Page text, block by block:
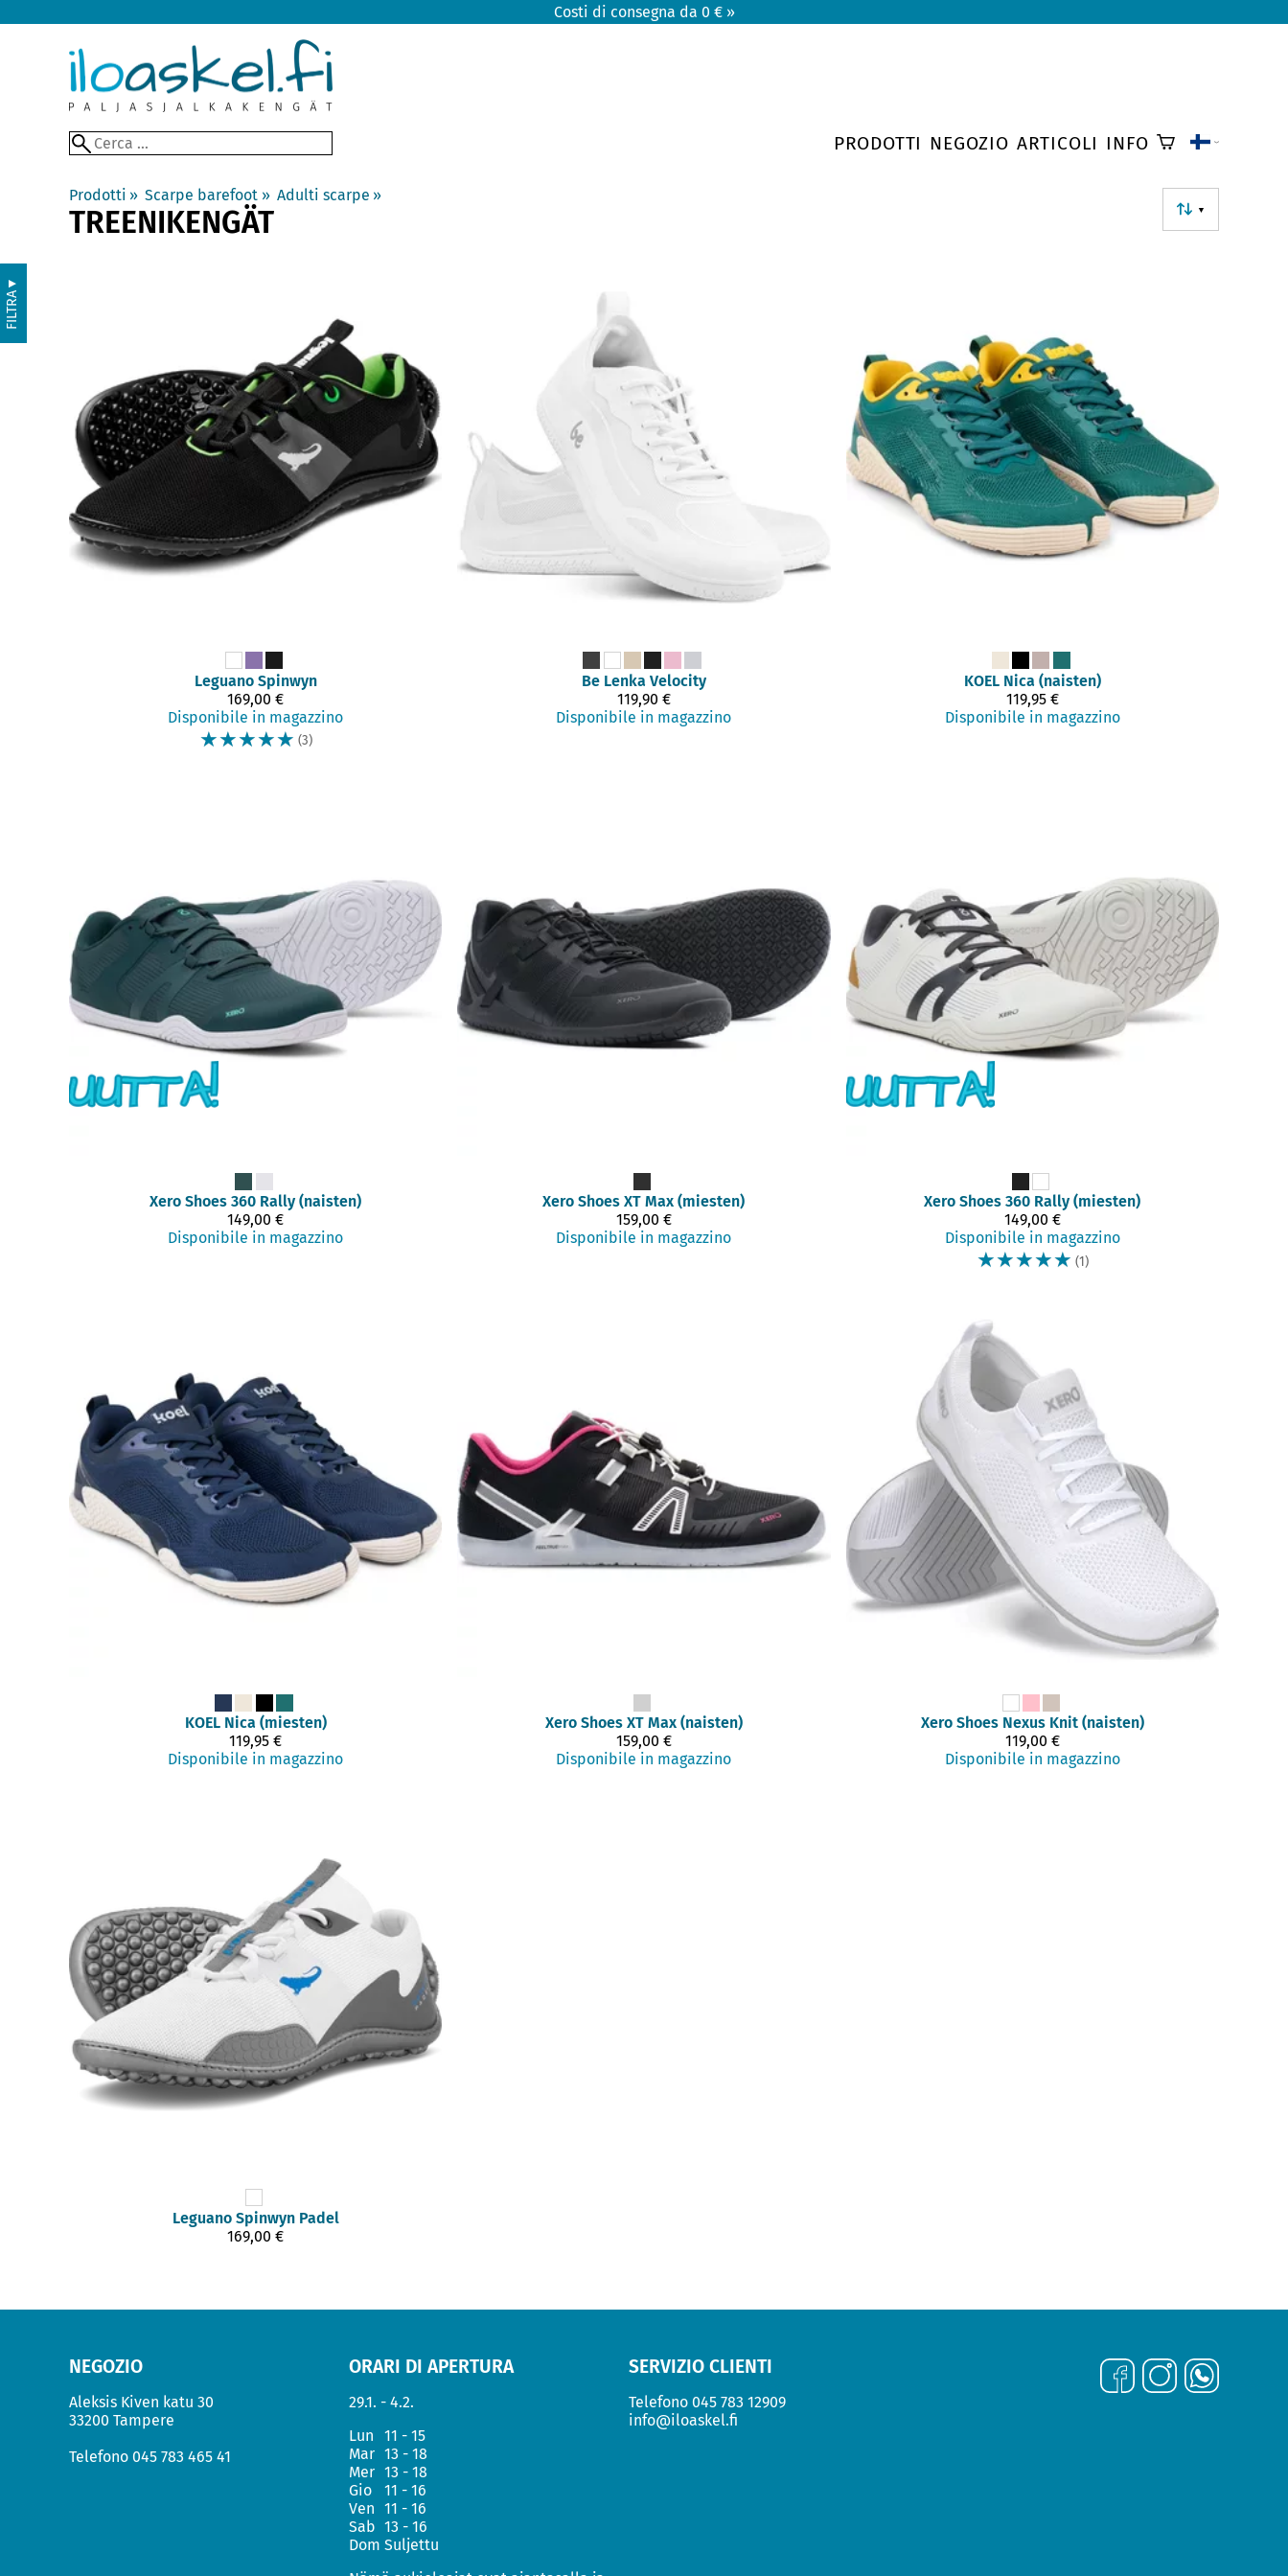
Costi di consegna da 0 € »
PRODOTTI NEGOZIO ARTICOLI INFO
Prodotti ‪» Scarpe barefoot ‪» Adulti scarpe ‪»
▼
TREENIKENGÄT
FILTRA
▼
Leguano Spinwyn
169,00 €
Disponibile in magazzino
☆☆☆☆☆ (3)
Be Lenka Velocity
119,90 €
Disponibile in magazzino
KOEL Nica (naisten)
119,95 €
Disponibile in magazzino
Xero Shoes 360 Rally (naisten)
149,00 €
Disponibile in magazzino
Xero Shoes XT Max (miesten)
159,00 €
Disponibile in magazzino
Xero Shoes 360 Rally (miesten)
149,00 €
Disponibile in magazzino
☆☆☆☆☆ (1)
KOEL Nica (miesten)
119,95 €
Disponibile in magazzino
Xero Shoes XT Max (naisten)
159,00 €
Disponibile in magazzino
Xero Shoes Nexus Knit (naisten)
119,00 €
Disponibile in magazzino
Leguano Spinwyn Padel
169,00 €
NEGOZIO
Aleksis Kiven katu 30
33200 Tampere
Telefono 045 783 465 41
ORARI DI APERTURA
29.1. - 4.2.
Lun
11 - 15
Mar 13 - 18
Mer 13 - 18
Gio
11 - 16
Ven 11 - 16
Sab 13 - 16
Dom Suljettu
SERVIZIO CLIENTI
Telefono 045 783 12909
info@iloaskel.fi